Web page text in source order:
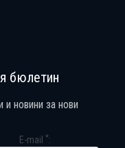
бюлетин
и новини за нови
E-mail *